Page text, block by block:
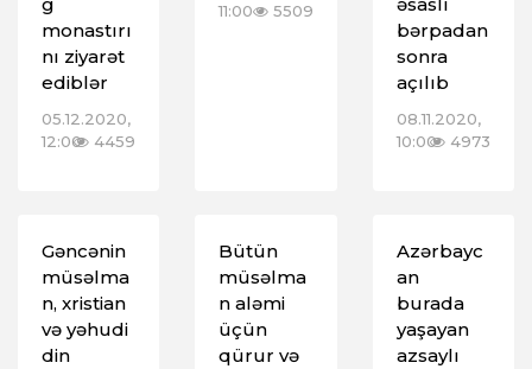
g
monastırı
nı ziyarət
ediblər
05.12.2020,
12:00
4459
11:00 5509
əsaslı
bərpadan
sonra
açılıb
08.11.2020,
10:00 4973
Gəncənin
müsəlma
n, xristian
və yəhudi
din
Bütün
müsəlma
n aləmi
üçün
qürur və
Azərbayc
an
burada
yaşayan
azsaylı